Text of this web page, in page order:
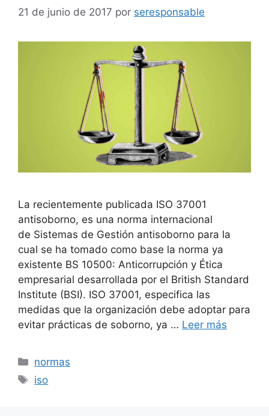
21 de junio de 2017 por seresponsable
La recientemente publicada ISO 37001
antisoborno, es una norma internacional
de Sistemas de Gestión antisoborno para la
cual se ha tomado como base la norma ya
existente BS 10500: Anticorrupción y Ética
empresarial desarrollada por el British Standard
Institute (BSI). ISO 37001, especifica las
medidas que la organización debe adoptar para
evitar prácticas de soborno, ya … Leer más
Categorías
normas
Etiquetas
iso